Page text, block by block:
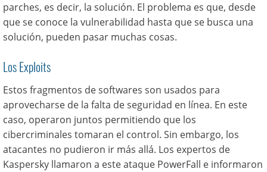
parches, es decir, la solución. El problema es que, desde
que se conoce la vulnerabilidad hasta que se busca una
solución, pueden pasar muchas cosas.
Los Exploits
Estos fragmentos de softwares son usados para
aprovecharse de la falta de seguridad en línea. En este
caso, operaron juntos permitiendo que los
cibercriminales tomaran el control. Sin embargo, los
atacantes no pudieron ir más allá. Los expertos de
Kaspersky llamaron a este ataque PowerFall e informaron